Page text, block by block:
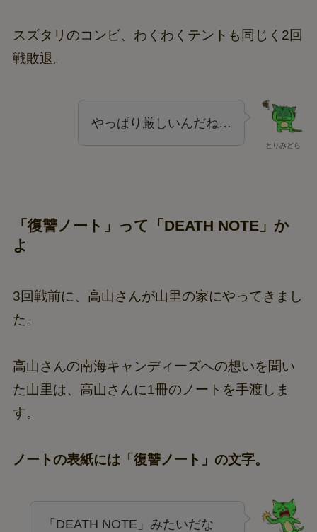
スズタリのコンビ、わくわくテントも同じく2回
戦敗退。
とりみどら
やっぱり厳しいんだね…
「復讐ノート」って「DEATH NOTE」か
よ
3回戦前に、高山さんが山里の家にやってきまし
た。
高山さんの南海キャンディーズへの想いを聞い
た山里は、高山さんに1冊のノートを手渡しま
す。
ノートの表紙には「復讐ノート」の文字。
「DEATH NOTE」みたいだな